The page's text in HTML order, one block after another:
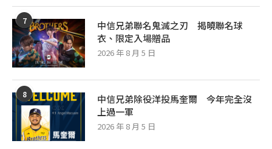
7
中信兄弟聯名鬼滅之刃 揭曉聯名球
衣、限定入場贈品
2026 年 8 月 5 日
8
中信兄弟除役洋投馬奎爾 今年完全沒
上過一軍
2026 年 8 月 5 日